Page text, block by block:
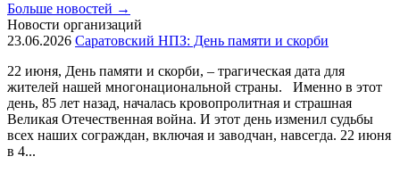
Больше новостей →
Новости организаций
23.06.2026 Саратовский НПЗ: День памяти и скорби
22 июня, День памяти и скорби, – трагическая дата для
жителей нашей многонациональной страны. Именно в этот
день, 85 лет назад, началась кровопролитная и страшная
Великая Отечественная война. И этот день изменил судьбы
всех наших сограждан, включая и заводчан, навсегда. 22 июня
в 4...